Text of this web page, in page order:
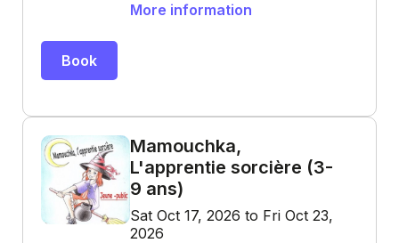
More information
Book
Mamouchka,
L'apprentie sorcière (3-
9 ans)
Sat Oct 17, 2026 to Fri Oct 23,
2026